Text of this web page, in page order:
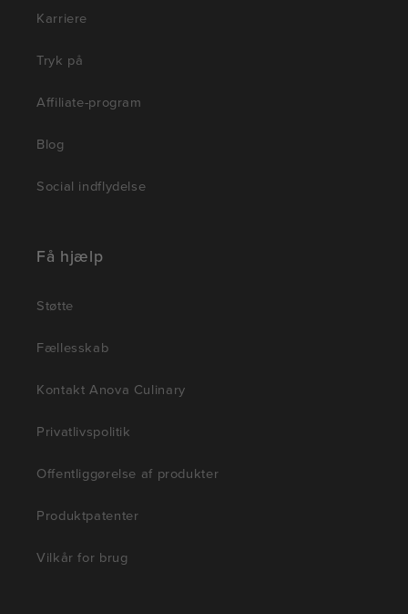
Karriere
Tryk på
Affiliate-program
Blog
Social indflydelse
Få hjælp
Støtte
Fællesskab
Kontakt Anova Culinary
Privatlivspolitik
Offentliggørelse af produkter
Produktpatenter
Vilkår for brug